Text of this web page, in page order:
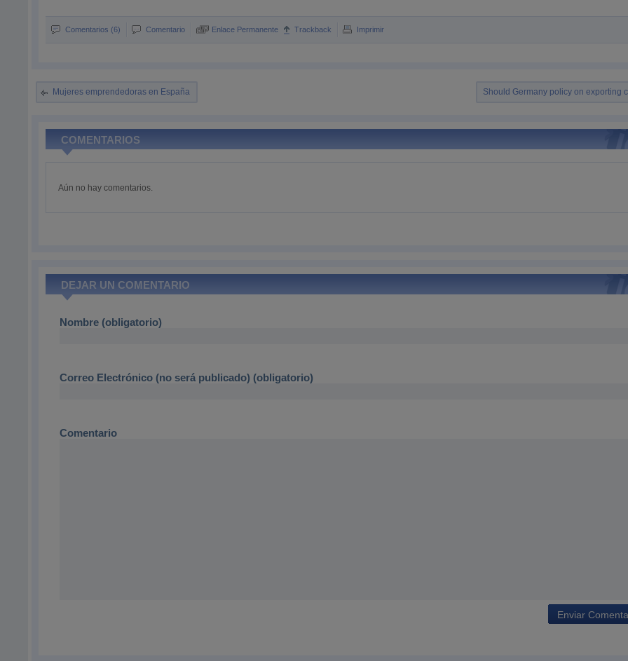
Comentarios (6) Comentario Enlace Permanente Trackback Imprimir
Mujeres emprendedoras en España Should Germany policy on exporting
COMENTARIOS
Aún no hay comentarios.
DEJAR UN COMENTARIO
Nombre (obligatorio)
Correo Electrónico (no será publicado) (obligatorio)
Comentario